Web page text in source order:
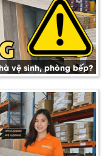
vệ sinh, phòng bếp?